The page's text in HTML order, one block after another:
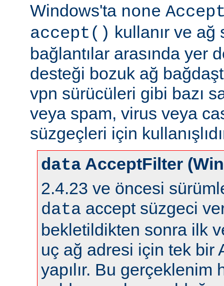
Windows'ta none
accept() kullanır ve ağ
bağlantılar arasında yer
desteği bozuk ağ
vpn sürücüleri gibi bazı
veya spam, virus veya
süzgeçleri için
data AcceptFilter
2.4.23 ve öncesi
data accept süzgeci
bekletildikten sonra ilk
uç ağ adresi için tek bir
yapılır. Bu gerçeklenim